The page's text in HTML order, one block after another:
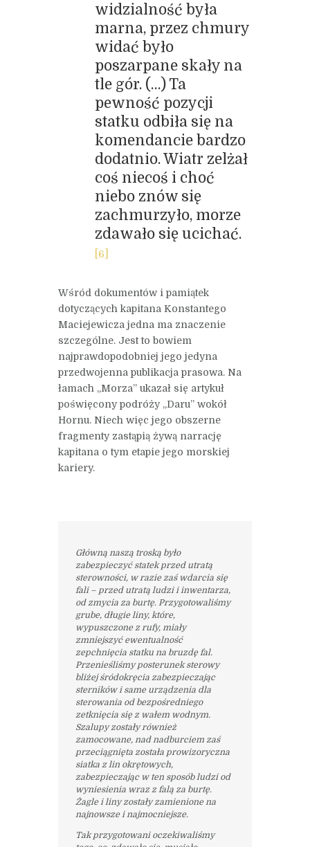
widzialność była
marna, przez chmury
widać było
poszarpane skały na
tle gór. (…) Ta
pewność pozycji
statku odbiła się na
komendancie bardzo
dodatnio. Wiatr zelżał
coś niecoś i choć
niebo znów się
zachmurzyło, morze
zdawało się ucichać.
[6]
Wśród dokumentów i pamiątek
dotyczących kapitana Konstantego
Maciejewicza jedna ma znaczenie
szczególne. Jest to bowiem
najprawdopodobniej jego jedyna
przedwojenna publikacja prasowa. Na
łamach „Morza” ukazał się artykuł
poświęcony podróży „Daru” wokół
Hornu. Niech więc jego obszerne
fragmenty zastąpią żywą narrację
kapitana o tym etapie jego morskiej
kariery.
Główną naszą troską było
zabezpieczyć statek przed utratą
sterowności, w razie zaś wdarcia się
fali – przed utratą ludzi i inwentarza,
od zmycia za burtę. Przygotowaliśmy
grube, długie liny, które,
wypuszczone z rufy, miały
zmniejszyć ewentualność
zepchnięcia statku na bruzdę fal.
Przenieśliśmy posterunek sterowy
bliżej śródokręcia zabezpieczając
sterników i same urządzenia dla
sterowania od bezpośredniego
zetknięcia się z wałem wodnym.
Szalupy zostały również
zamocowane, nad nadburciem zaś
przeciągnięta została prowizoryczna
siatka z lin okrętowych,
zabezpieczając w ten sposób ludzi od
wyniesienia wraz z falą za burtę.
Żagle i liny zostały zamienione na
najnowsze i najmocniejsze.
Tak przygotowani oczekiwaliśmy